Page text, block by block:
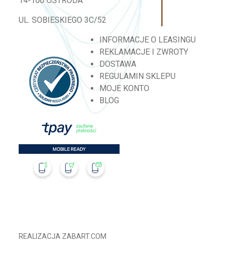
UL. SOBIESKIEGO 3C/52
INFORMACJE O LEASINGU
REKLAMACJE I ZWROTY
DOSTAWA
REGULAMIN SKLEPU
MOJE KONTO
BLOG
REALIZACJA ZABART.COM